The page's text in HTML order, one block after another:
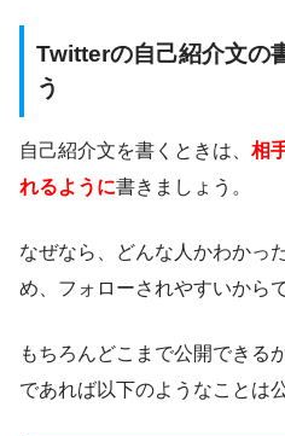
Twitterの自己紹介文の
う
自己紹介文を書くときは、 相
れるように書きましょう。
なぜなら、どんな人かわかっ
め、フォローされやすいからで
もちろんどこまで公開できる
であれば以下のようなことは